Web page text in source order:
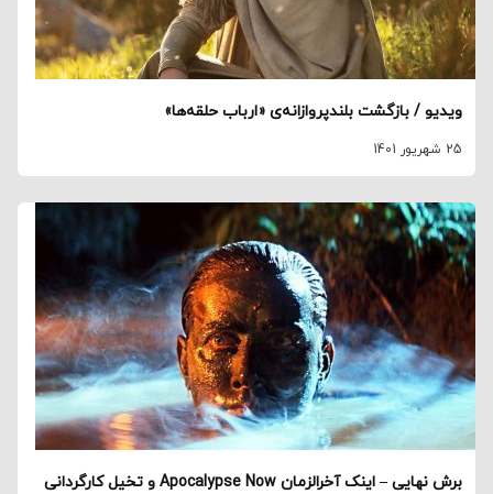
ویدیو / بازگشت بلندپروازانه‌ی «ارباب حلقه‌ها»
25 شهریور 1401
برش نهایی – اینک آخرالزمان Apocalypse Now و تخیل کارگردانی